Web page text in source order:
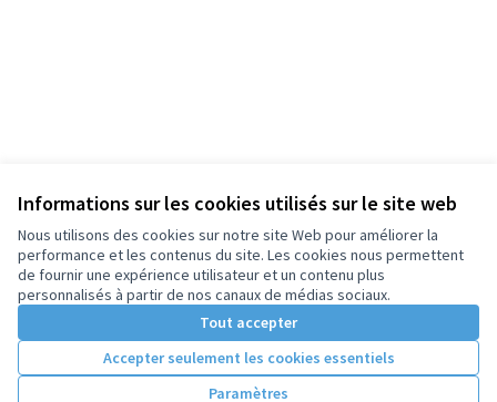
Informations sur les cookies utilisés sur le site web
Nous utilisons des cookies sur notre site Web pour améliorer la
performance et les contenus du site. Les cookies nous permettent
de fournir une expérience utilisateur et un contenu plus
personnalisés à partir de nos canaux de médias sociaux.
Tout accepter
Accepter seulement les cookies essentiels
Paramètres